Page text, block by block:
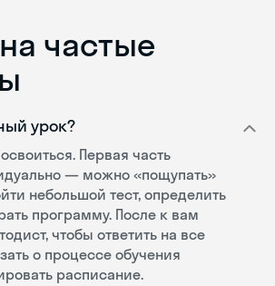
частые
урок?
Первая часть
— можно «пощупать»
небольшой тест, определить
программу. После к вам
чтобы ответить на все
о процессе обучения
расписание.